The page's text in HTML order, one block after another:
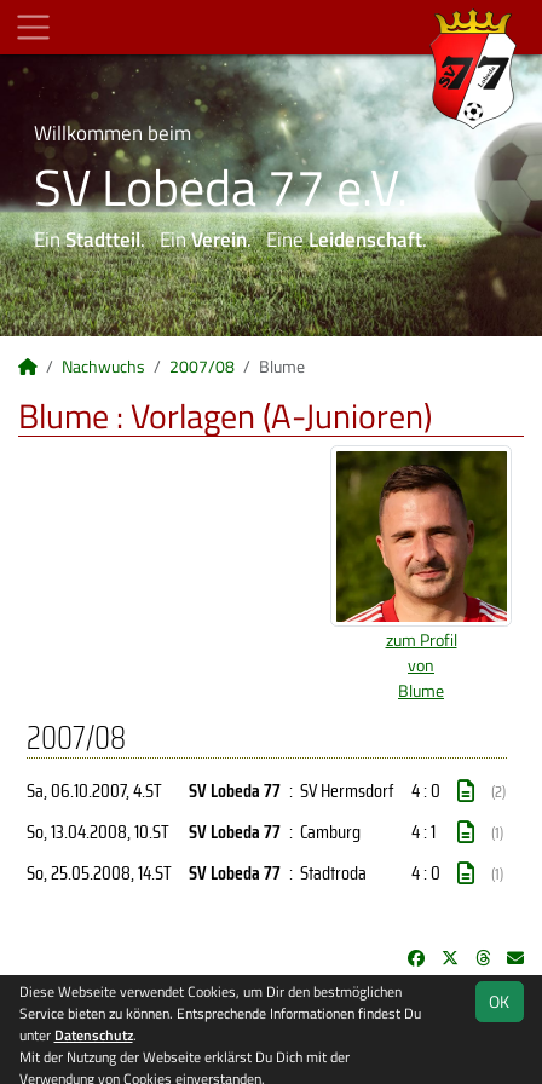
Willkommen beim
SV Lobeda 77 e.V.
EinStadtteil. EinVerein. EineLeidenschaft.
Nachwuchs 2007/08 Blume
Blume : Vorlagen (A-Junioren)
zum Profil
von
Blume
2007/08
Sa, 06.10.2007, 4.ST SV Lobeda 77 : SV Hermsdorf 4 : 0 (2)
So, 13.04.2008, 10.ST SV Lobeda 77 : Camburg 4 : 1 (1)
So, 25.05.2008, 14.ST SV Lobeda 77 : Stadtroda 4 : 0 (1)
soccero.de
Besucherstatistik Kontakt Impressum
OK
Diese Webseite verwendet Cookies, um Dir den bestmöglichen
Service bieten zu können. Entsprechende Informationen findest Du
unter Datenschutz.
Mit der Nutzung der Webseite erklärst Du Dich mit der
Verwendung von Cookies einverstanden.